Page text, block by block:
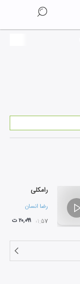
رامکلی
رضا انسان
۰۱:۵۷ ۲۰,۰۹۹ ت